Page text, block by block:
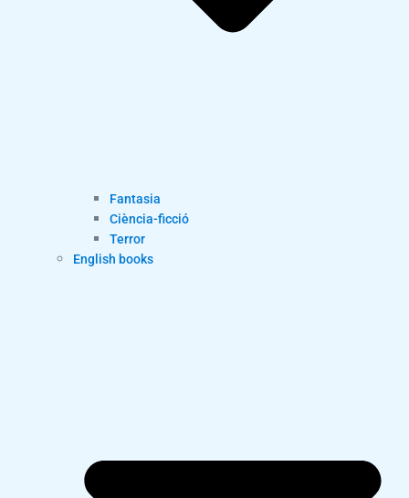
Fantasia
Ciència-ficció
Terror
English books